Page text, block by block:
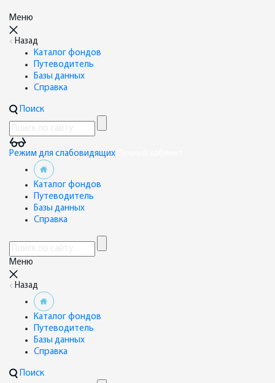
Меню
Назад
Каталог фондов
Путеводитель
Базы данных
Справка
Поиск
Режим для слабовидящих
Каталог фондов
Путеводитель
Базы данных
Справка
Меню
Назад
Каталог фондов
Путеводитель
Базы данных
Справка
Поиск